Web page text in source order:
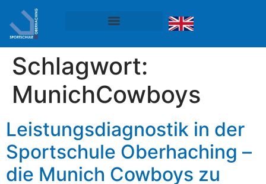
Schlagwort:
MunichCowboys
Leistungsdiagnostik in der
Sportschule Oberhaching –
die Munich Cowboys zu